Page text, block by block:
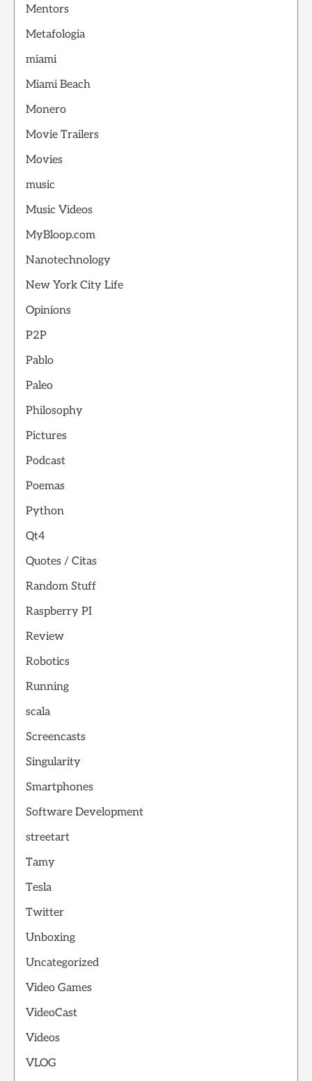
Mentors
Metafologia
miami
Miami Beach
Monero
Movie Trailers
Movies
music
Music Videos
MyBloop.com
Nanotechnology
New York City Life
Opinions
P2P
Pablo
Paleo
Philosophy
Pictures
Podcast
Poemas
Python
Qt4
Quotes / Citas
Random Stuff
Raspberry PI
Review
Robotics
Running
scala
Screencasts
Singularity
Smartphones
Software Development
streetart
Tamy
Tesla
Twitter
Unboxing
Uncategorized
Video Games
VideoCast
Videos
VLOG